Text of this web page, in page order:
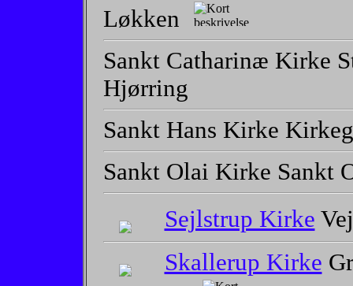
Løkken
Sankt Catharinæ Kirke
Hjørring
Sankt Hans Kirke
Sankt Olai Kirke Sankt
Sejlstrup Kirke
Skallerup Kirke